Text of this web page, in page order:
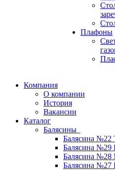
Плафоны
Компания
О компании
История
Вакансии
Каталог
Балясины
Балясина №22
Балясина №29
Балясина №28
Балясина №27